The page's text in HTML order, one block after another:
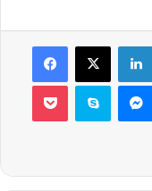
Facebook
X
Pocket Skype